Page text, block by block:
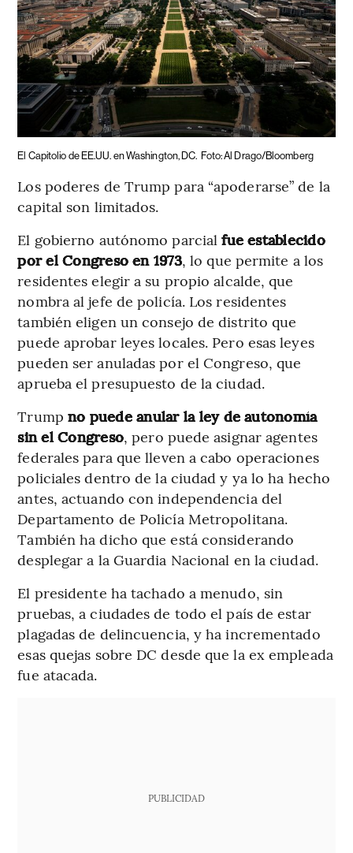
El Capitolio de EE.UU. en Washington, DC. Foto: Al Drago/Bloomberg
Los poderes de Trump para “apoderarse” de la
capital son limitados.
El gobierno autónomo parcialfue establecido
por el Congreso en 1973, lo que permite a los
residentes elegir a su propio alcalde, que
nombra al jefe de policía. Los residentes
también eligen un consejo de distrito que
puede aprobar leyes locales. Pero esas leyes
pueden ser anuladas por el Congreso, que
aprueba el presupuesto de la ciudad.
Trump no puede anular la ley de autonomía
sin el Congreso, pero puede asignar agentes
federales para que lleven a cabo operaciones
policiales dentro de la ciudad y ya lo ha hecho
antes, actuando con independencia del
Departamento de Policía Metropolitana.
También ha dicho que está considerando
desplegar a la Guardia Nacional en la ciudad.
El presidente ha tachado a menudo, sin
pruebas, a ciudades de todo el país de estar
plagadas de delincuencia, y ha incrementado
esas quejas sobre DC desde que la ex empleada
fue atacada.
PUBLICIDAD